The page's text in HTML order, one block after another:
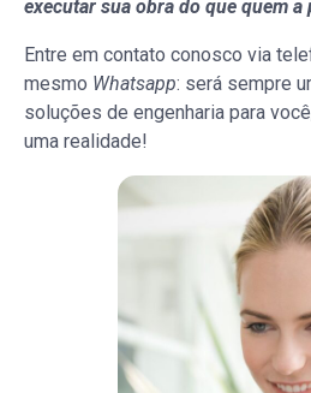
executar sua obra do que quem a
Entre em contato conosco via
mesmo Whatsapp: será sempre
soluções de engenharia para
uma realidade!